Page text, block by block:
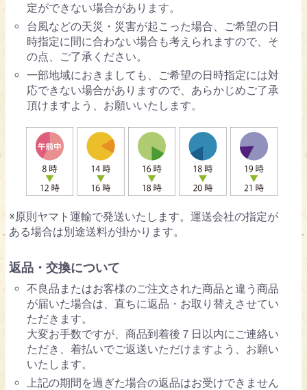
定ができない場合があります。
台風などの天災・災害が起こった場合、ご希望の日
時指定に間に合わない場合も考えられますので、そ
の点、ご了承ください。
一部地域におきましても、ご希望の日時指定には対
応できない場合がありますので、あらかじめご了承
頂けますよう、お願いいたします。
※原則ヤマト運輸で発送いたします。運送会社の指定が
ある場合は別途送料が掛かります。
返品・交換について
不良品またはお客様のご注文された商品と違う商品
が届いた場合は、直ちに返品・お取り替えさせてい
ただきます。
大変お手数ですが、商品到着後７日以内にご連絡い
ただき、着払いでご返送いただけますよう、お願い
いたします。
上記の期間を過ぎた場合の返品はお受けできません